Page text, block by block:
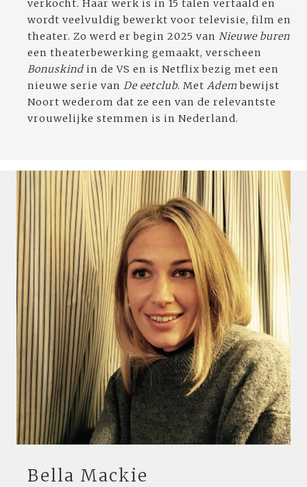
verkocht. Haar werk is in 15 talen vertaald en
wordt veelvuldig bewerkt voor televisie, film en
theater. Zo werd er begin 2025 van Nieuwe buren
een theaterbewerking gemaakt, verscheen
Bonuskind in de VS en is Netflix bezig met een
nieuwe serie van De eetclub. Met Adembewijst
Noort wederom dat ze een van de relevantste
vrouwelijke stemmen is in Nederland.
Bella Mackie